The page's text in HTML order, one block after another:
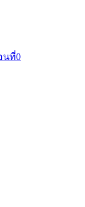
นที่0